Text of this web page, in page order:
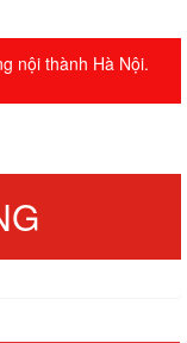
nội thành Hà Nội.